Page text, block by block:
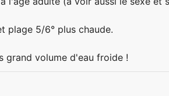
plage 5/6° plus chaude.
grand volume d'eau froide !